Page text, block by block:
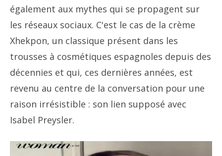
également aux mythes qui se propagent sur
les réseaux sociaux. C'est le cas de la crème
Xhekpon, un classique présent dans les
trousses à cosmétiques espagnoles depuis des
décennies et qui, ces dernières années, est
revenu au centre de la conversation pour une
raison irrésistible : son lien supposé avec
Isabel Preysler.